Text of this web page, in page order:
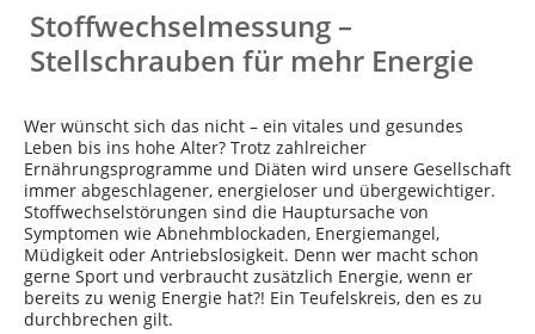
Stoffwechselmessung –
Stellschrauben für mehr Energie
Wer wünscht sich das nicht – ein vitales und gesundes
Leben bis ins hohe Alter? Trotz zahlreicher
Ernährungsprogramme und Diäten wird unsere Gesellschaft
immer abgeschlagener, energieloser und übergewichtiger.
Stoffwechselstörungen sind die Hauptursache von
Symptomen wie Abnehmblockaden, Energiemangel,
Müdigkeit oder Antriebslosigkeit. Denn wer macht schon
gerne Sport und verbraucht zusätzlich Energie, wenn er
bereits zu wenig Energie hat?! Ein Teufelskreis, den es zu
durchbrechen gilt.